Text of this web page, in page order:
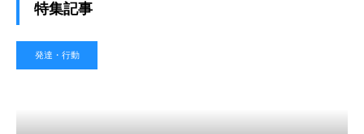
特集記事
発達・行動